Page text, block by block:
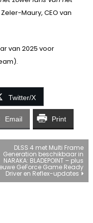
Maury, CEO van
van 2025 voor
Twitter/X
Email Print
DLSS 4 met Multi Frame
Generation beschikbaar in
NARAKA: BLADEPOINT – plus
GeForce Game Ready
Driver en Reflex-updates